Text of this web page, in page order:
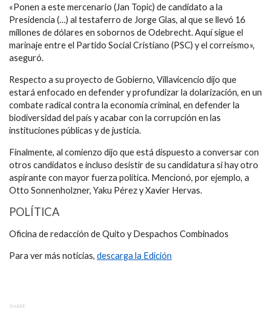
«Ponen a este mercenario (Jan Topic) de candidato a la
Presidencia (…) al testaferro de Jorge Glas, al que se llevó 16
millones de dólares en sobornos de Odebrecht. Aquí sigue el
marinaje entre el Partido Social Cristiano (PSC) y el correísmo»,
aseguró.
Respecto a su proyecto de Gobierno, Villavicencio dijo que
estará enfocado en defender y profundizar la dolarización, en un
combate radical contra la economía criminal, en defender la
biodiversidad del país y acabar con la corrupción en las
instituciones públicas y de justicia.
Finalmente, al comienzo dijo que está dispuesto a conversar con
otros candidatos e incluso desistir de su candidatura si hay otro
aspirante con mayor fuerza política. Mencionó, por ejemplo, a
Otto Sonnenholzner, Yaku Pérez y Xavier Hervas.
POLÍTICA
Oficina de redacción de Quito y Despachos Combinados
Para ver más noticias, descarga la Edición
SHARE